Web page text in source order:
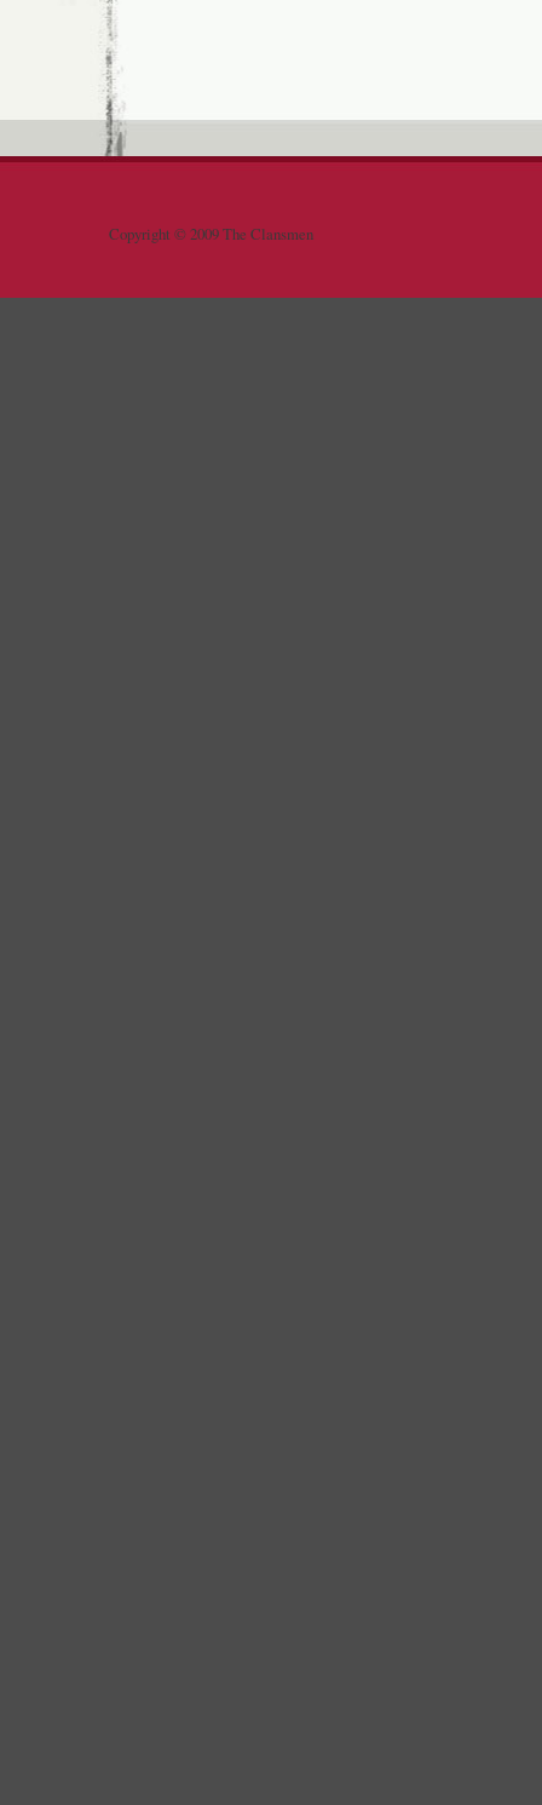
Copyright © 2009 The Clansmen